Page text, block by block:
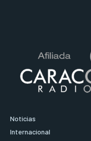
Noticias
Internacional